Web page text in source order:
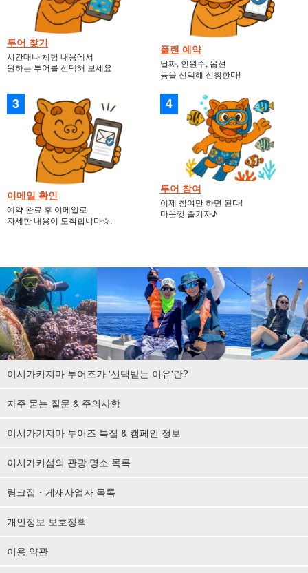
투어 찾기
시간대나 체험 내용에서
원하는 투어를 선택해 보세요
플랜 예약
날짜, 인원수, 옵션
등을 선택해 신청한다!
이메일 확인
예약 완료 후 이메일로
자세한 내용이 도착합니다☆.
투어 참여
이제 참여만 하면 된다!
마음껏 즐기자♪
이시가키지마 투어즈가 '선택받는 이유'란?
자주 묻는 질문 & 주의사항
이시가키지마 투어즈 특집 & 캠페인 정보
이시가키섬의 관광 명소 목록
링크집・게재사업자 목록
개인정보 보호정책
이용 약관